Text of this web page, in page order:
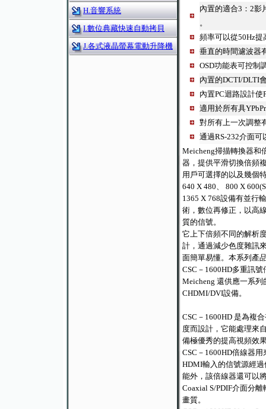
內置的適合3：2影
。
頻率可以從50Hz提
垂直的時間濾波器
OSD功能表可控制
內置的DCTI/DLTI
內置PC迴路設計
適用於所有具
對所有上一次調整
通過RS-232介面可
Meicheng掃描轉換器和
器，提供平滑切換倍頻
用戶可選擇的以及幾個
640 X 480、 800 X
1365 X 768設備有並行
術，數位再修正，以高
質的信號。
它上下倍頻不同的解析
計，通過減少色度雜訊
面簡單易懂。本系列產
CSC－1600HD多重訊
Meicheng 還供應一系
CHDMI/DVI設備。
CSC－1600HD 是為複
度而設計，它能處理來
備極優秀的提高視頻效
CSC－1600HD倍線器
HDMI輸入的信號源經
能外，該倍線器還可以
Coaxial S/PDIF介面分
畫質。
H.音響系統
I.數位典藏快速自動拷貝
J.各式液晶螢幕電動升降機